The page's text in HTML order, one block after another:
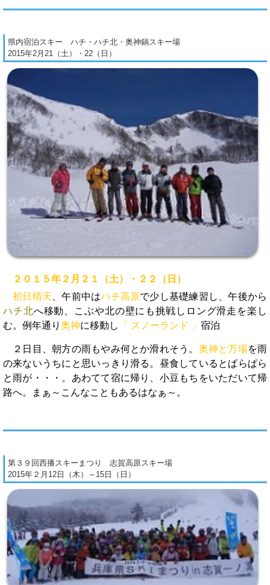
県内宿泊スキー ハチ・ハチ北・奥神鍋スキー場
2015年2月21（土）・22（日）
２０１５年２月２１（土）・２２（日）
初日晴天 、午前中はハチ高原で少し基礎練習し、午後から
ハチ北へ移動、こぶや北の壁にも挑戦しロング滑走を楽し
む。例年通り 奥神に移動し 「 スノーランド 」 宿泊
２日目、朝方の雨もやみ何とか滑れそう。 奥神と万場を雨
の来ないうちにと思いっきり滑る。昼食しているとぱらぱら
と雨が・・・。あわてて宿に帰り、小豆もちをいただいて帰
路へ。まぁ～こんなこともあるはなぁ～。
第３９回西播スキーまつり 志賀高原スキー場
2015年２月12日（木）～15日（日）